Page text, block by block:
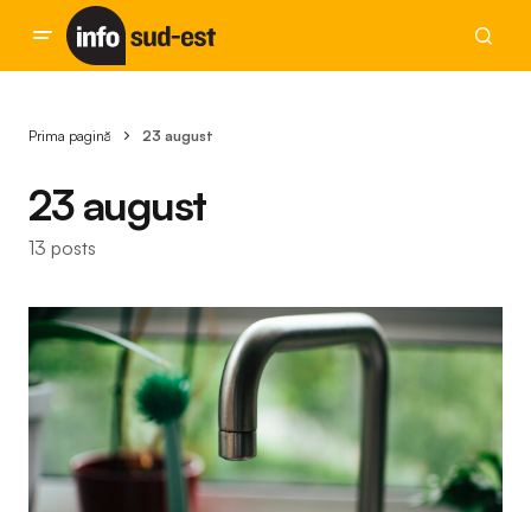
Prima pagină 23 august
23 august
13 posts